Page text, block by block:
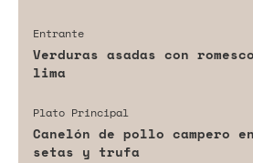
Entrante
Verduras asadas con
lima
Plato Principal
Canelón de pollo campero
setas y trufa